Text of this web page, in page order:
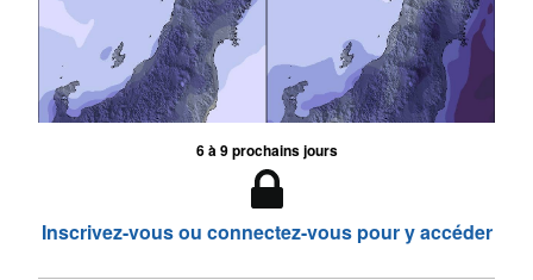
6 à 9 prochains jours
Inscrivez-vous ou connectez-vous pour y accéder